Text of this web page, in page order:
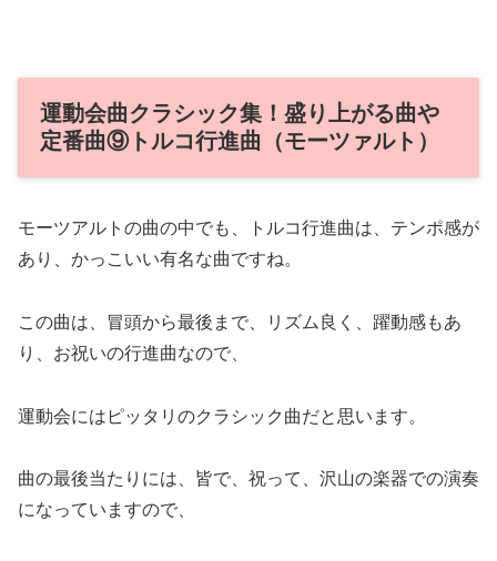
運動会曲クラシック集！盛り上がる曲や
定番曲⑨トルコ行進曲（モーツァルト）
モーツアルトの曲の中でも、トルコ行進曲は、テンポ感が
あり、かっこいい有名な曲ですね。
この曲は、冒頭から最後まで、リズム良く、躍動感もあ
り、お祝いの行進曲なので、
運動会にはピッタリのクラシック曲だと思います。
曲の最後当たりには、皆で、祝って、沢山の楽器での演奏
になっていますので、